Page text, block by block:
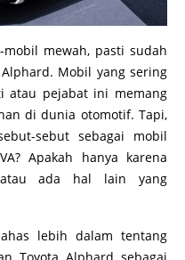
mewah, pasti sudah
Mobil yang sering
atau pejabat ini memang
di dunia otomotif. Tapi,
sebut sebagai mobil
Apakah hanya karena
ada hal lain yang
lebih dalam tentang
Toyota Alphard sebagai